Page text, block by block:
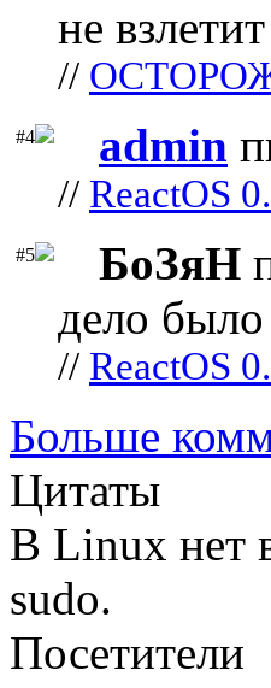
не
//
#4 admin
// ReactOS
#5 БоЗяН
дело
// ReactOS
Больше
Цитаты
В Linux нет
sudo.
Посетители